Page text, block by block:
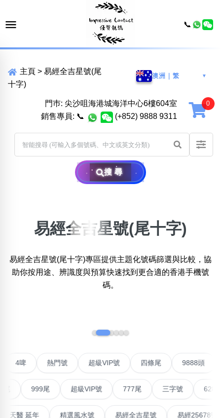
主頁 > 易經全吉星號(尾
十字)
澳洲｜繁 ▼
門巿: 尖沙咀海港城海洋中心6樓604室
銷售專員: 📞 (+852) 9888 9311
搜尋
搜尋選項
位置:
一 二 四 五 六 七 八 九
不包含數字
無0 無2無3無4無5 無6 無7無8無9
清除全部分類
易經全吉星號(尾十字)
易經全吉星號(尾十字)專區提供主題化號碼篩選與比較，協
助你按用途、辨識度與預算快速找到更合適的香港手機號
碼。
熱門號 超級VIP號 四條尾 9888頭
999尾 超級VIP號 777尾 三字號 6288頭
量生氣 天醫 延年 精選風水號 易經全吉星號 易經
📞